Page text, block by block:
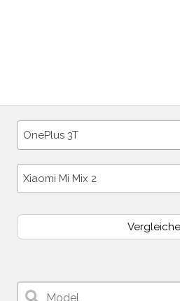
OnePlus 3T
Xiaomi Mi Mix 2